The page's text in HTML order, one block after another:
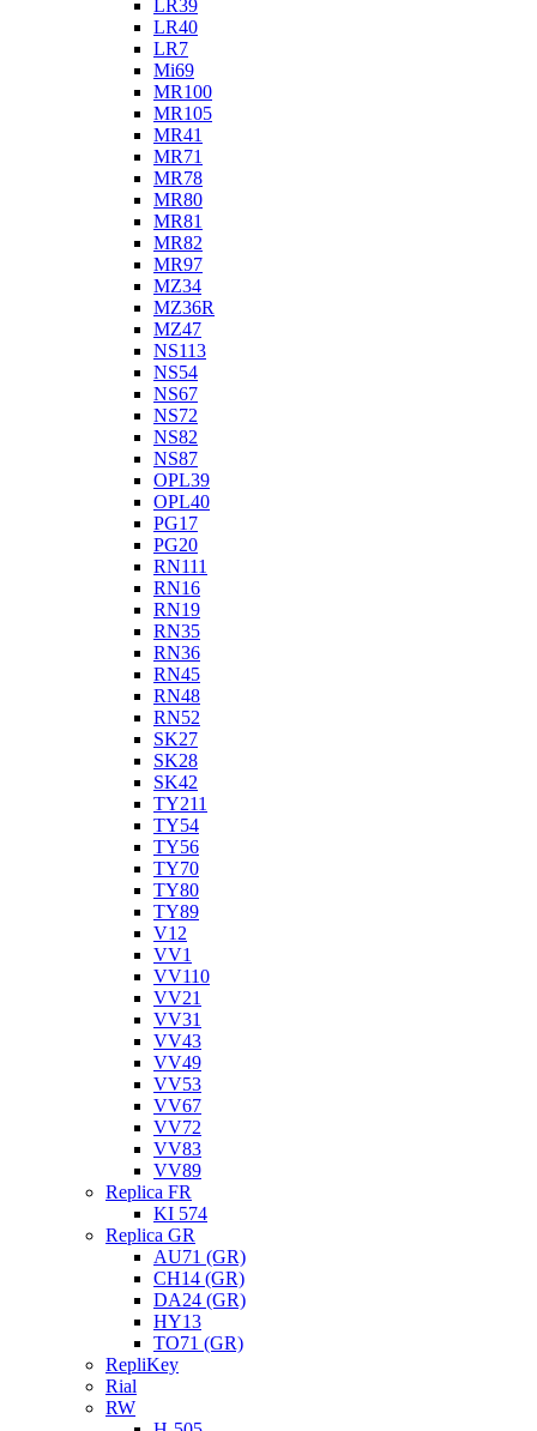
LR39
LR40
LR7
Mi69
MR100
MR105
MR41
MR71
MR78
MR80
MR81
MR82
MR97
MZ34
MZ36R
MZ47
NS113
NS54
NS67
NS72
NS82
NS87
OPL39
OPL40
PG17
PG20
RN111
RN16
RN19
RN35
RN36
RN45
RN48
RN52
SK27
SK28
SK42
TY211
TY54
TY56
TY70
TY80
TY89
V12
VV1
VV110
VV21
VV31
VV43
VV49
VV53
VV67
VV72
VV83
VV89
Replica FR
KI 574
Replica GR
AU71 (GR)
CH14 (GR)
DA24 (GR)
HY13
TO71 (GR)
RepliKey
Rial
RW